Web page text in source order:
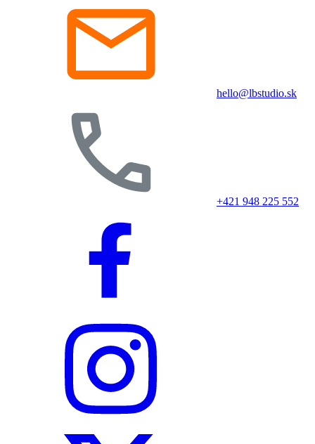
hello@lbstudio.sk
+421 948 225 552